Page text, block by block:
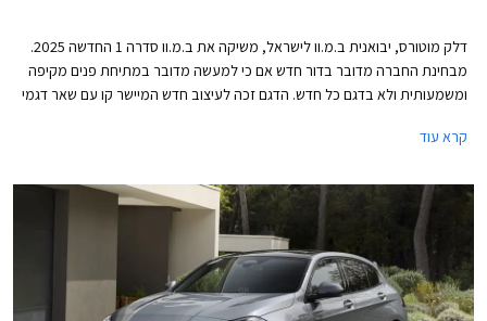
דלק מוטורס, יבואנית ב.מ.וו לישראל, משיקה את ב.מ.וו סדרה 1 החדשה 2025.
מבחינת החברה מדובר בדור חדש אם כי למעשה מדובר במתיחת פנים מקיפה
ומשמעותית ולא בדגם כל חדש. הדגם זכה לעיצוב חדש המיישר קו עם שאר דגמי
ישווק הדגם בגרסאות 120 ו- M135, כשבהמשך תגיע גרסת הכניסה 116.
קרא עוד